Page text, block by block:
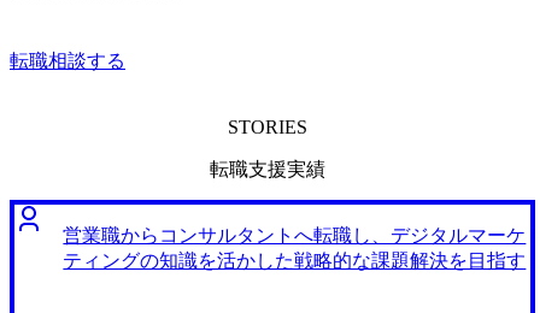
転職相談する
STORIES
転職支援実績
営業職からコンサルタントへ転職し、デジタルマーケ
ティングの知識を活かした戦略的な課題解決を目指す